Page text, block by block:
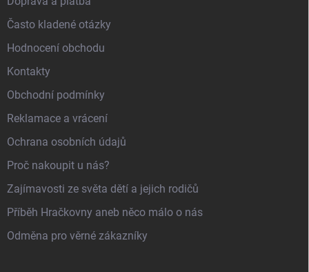
Často kladené otázky
Hodnocení obchodu
Kontakty
Obchodní podmínky
Reklamace a vrácení
Ochrana osobních údajů
Proč nakoupit u nás?
Zajímavosti ze světa dětí a jejich rodičů
Příběh Hračkovny aneb něco málo o nás
Odměna pro věrné zákazníky